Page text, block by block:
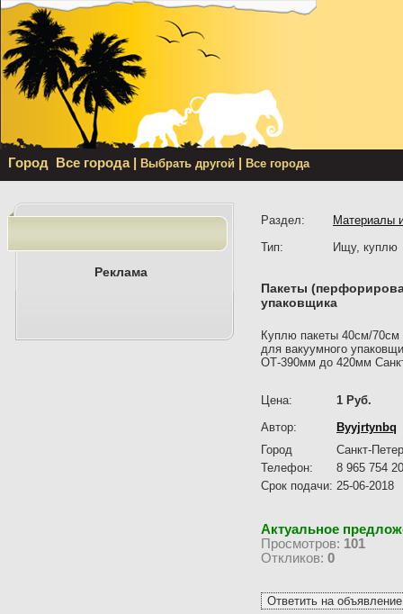
Город Все города | Выбрать другой | Все города
Реклама
Раздел:
Материалы
Тип:
Ищу, куплю
Пакеты
упаковщика
Куплю пакеты 40см/
для вакуумного
ОТ-390мм до 420мм
Цена:
1 Руб.
Автор:
Byyjrtynbq
Город
Санкт-
Телефон:
8 965 754
Срок подачи: 25-06-2018
Актуальное
Просмотров: 101
Откликов: 0